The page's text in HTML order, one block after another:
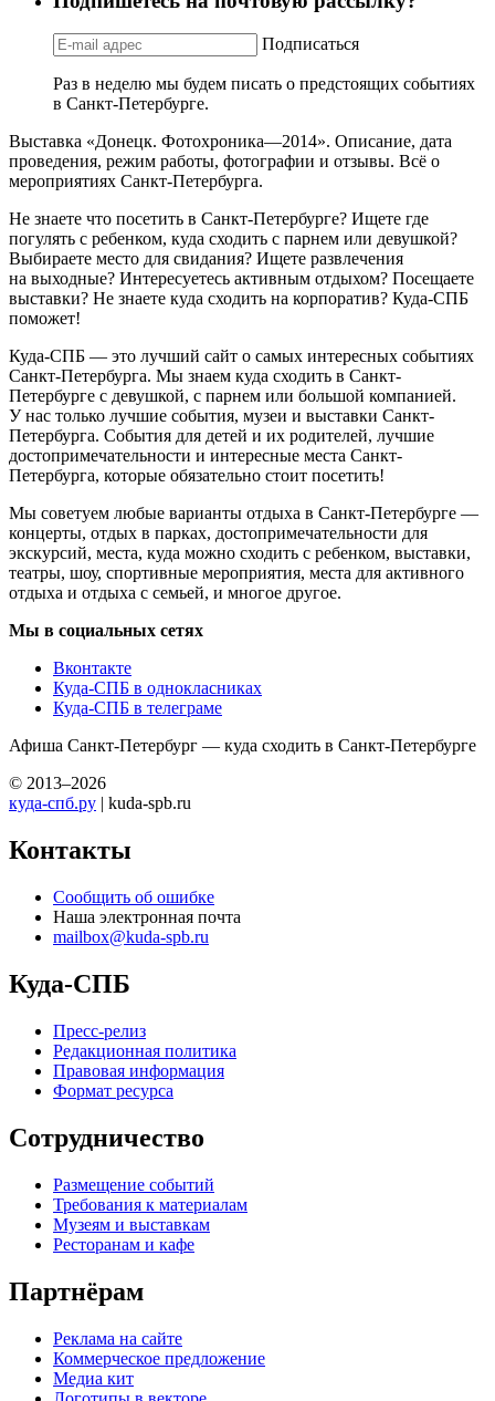
Подписаться
Раз в неделю мы будем писать о предстоящих событиях
в Санкт-Петербурге.
Выставка «Донецк. Фотохроника—2014». Описание, дата
проведения, режим работы, фотографии и отзывы. Всё о
мероприятиях Санкт-Петербурга.
Не знаете что посетить в Санкт-Петербурге? Ищете где
погулять с ребенком, куда сходить с парнем или девушкой?
Выбираете место для свидания? Ищете развлечения
на выходные? Интересуетесь активным отдыхом? Посещаете
выставки? Не знаете куда сходить на корпоратив? Куда-СПБ
поможет!
Куда-СПБ — это лучший сайт о самых интересных событиях
Санкт-Петербурга. Мы знаем куда сходить в Санкт-
Петербурге с девушкой, с парнем или большой компанией.
У нас только лучшие события, музеи и выставки Санкт-
Петербурга. События для детей и их родителей, лучшие
достопримечательности и интересные места Санкт-
Петербурга, которые обязательно стоит посетить!
Мы советуем любые варианты отдыха в Санкт-Петербурге —
концерты, отдых в парках, достопримечательности для
экскурсий, места, куда можно сходить с ребенком, выставки,
театры, шоу, спортивные мероприятия, места для активного
отдыха и отдыха с семьей, и многое другое.
Мы в социальных сетях
Вконтакте
Куда-СПБ в однокласниках
Куда-СПБ в телеграме
Афиша Санкт-Петербург — куда сходить в Санкт-Петербурге
© 2013–2026
куда-спб.ру | kuda-spb.ru
Контакты
Сообщить об ошибке
Наша электронная почта
mailbox@kuda-spb.ru
Куда-СПБ
Пресс-релиз
Редакционная политика
Правовая информация
Формат ресурса
Сотрудничество
Размещение событий
Требования к материалам
Музеям и выставкам
Ресторанам и кафе
Партнёрам
Реклама на сайте
Коммерческое предложение
Медиа кит